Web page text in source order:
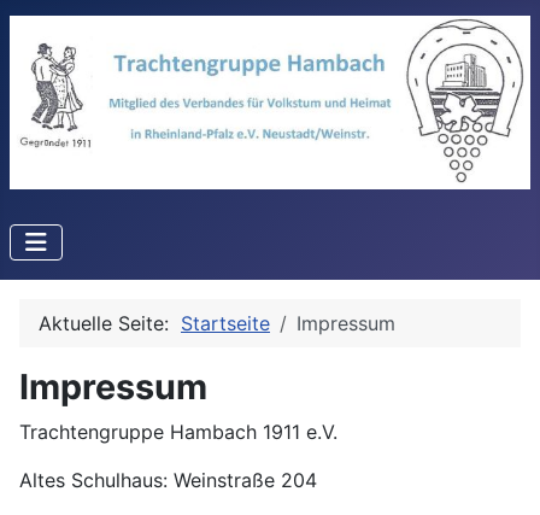
Aktuelle Seite: Startseite Impressum
Impressum
Trachtengruppe Hambach 1911 e.V.
Altes Schulhaus: Weinstraße 204